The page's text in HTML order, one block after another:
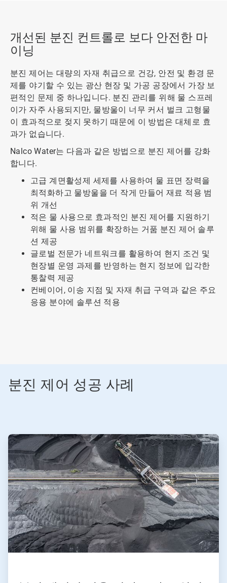
개선된 분진 컨트롤로 보다 안전한 마
이닝
분진 제어는 대량의 자재 취급으로 건강, 안전 및 환경 문
제를 야기할 수 있는 광산 현장 및 가공 공장에서 가장 보
편적인 문제 중 하나입니다. 분진 관리를 위해 물 스프레
이가 자주 사용되지만, 물방울이 너무 커서 벌크 고형물
이 효과적으로 젖지 못하기 때문에 이 방법은 대체로 효
과가 없습니다.
Nalco Water는 다음과 같은 방법으로 분진 제어를 강화
합니다.
고급 계면활성제 세제를 사용하여 물 표면 장력을
최적화하고 물방울을 더 작게 만들어 재료 적용 범
위 개선
적은 물 사용으로 효과적인 분진 제어를 지원하기
위해 물 사용 범위를 확장하는 거품 분진 제어 솔루
션 제공
글로벌 전문가 네트워크를 활용하여 현지 조건 및
현장별 운영 과제를 반영하는 현지 정보에 입각한
통찰력 제공
컨베이어, 이송 지점 및 자재 취급 구역과 같은 주요
응용 분야에 솔루션 적용
분진 제어 성공 사례
ArticleTile
1/2